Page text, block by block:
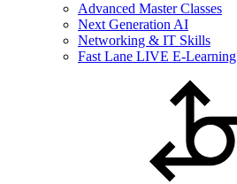
Advanced Master Classes
Next Generation AI
Networking & IT Skills
Fast Lane LIVE E-Learning